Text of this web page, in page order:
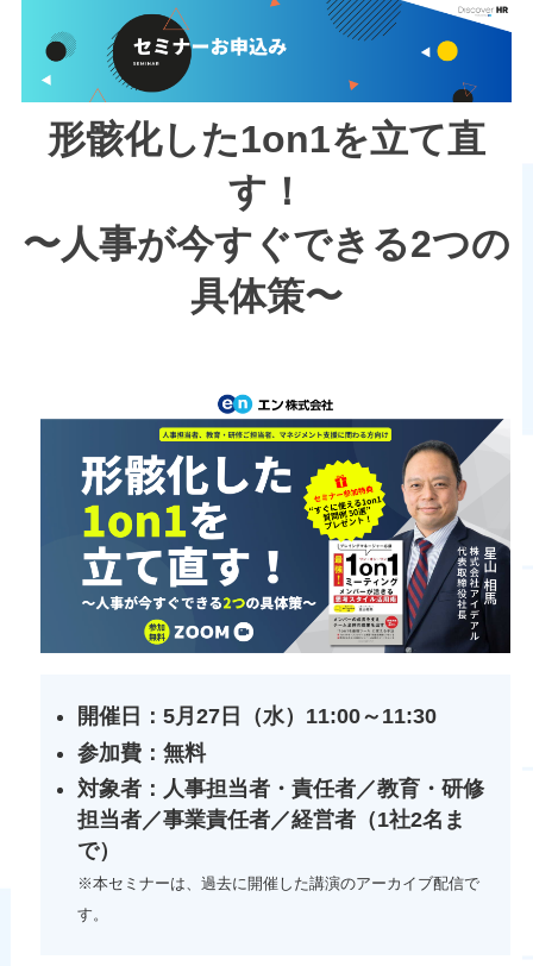
形骸化した1on1を立て直
す！
〜人事が今すぐできる2つの
具体策〜
開催日：5月27日（水）11:00～11:30
参加費：無料
対象者：人事担当者・責任者／教育・研修
担当者／事業責任者／経営者（1社2名ま
で）
※本セミナーは、過去に開催した講演のアーカイブ配信で
す。